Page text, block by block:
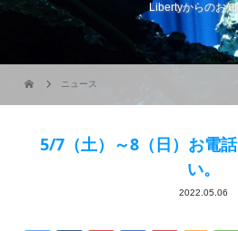
Libertyからのお
ニュース
5/7（土）～8（日）お電
い。
2022.05.06